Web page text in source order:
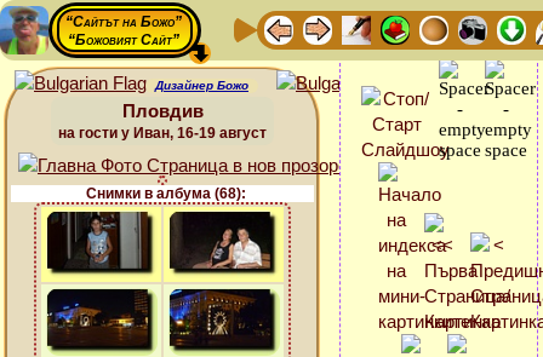
“Сайтът на Божо”
“Божовият Сайт”
Дизайнер Божо
Пловдив
на гости у Иван, 16-19 август
Снимки в албума (68):